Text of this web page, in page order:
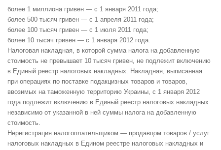
более 1 миллиона гривен — с 1 января 2011 года;
более 500 тысяч гривен — с 1 апреля 2011 года;
более 100 тысяч гривен — с 1 июля 2011 года;
более 10 тысяч гривен — с 1 января 2012 года.
Налоговая накладная, в которой сумма налога на добавленную
стоимость не превышает 10 тысяч гривен, не подлежит включению
в Единый реестр налоговых накладных. Накладная, выписанная
при операциях по поставке подакцизных товаров и товаров,
ввозимых на таможенную территорию Украины, с 1 января 2012
года подлежит включению в Единый реестр налоговых накладных
независимо от указанной в ней суммы налога на добавленную
стоимость.
Нерегистрация налогоплательщиком — продавцом товаров / услуг
налоговых накладных в Едином реестре налоговых накладных и